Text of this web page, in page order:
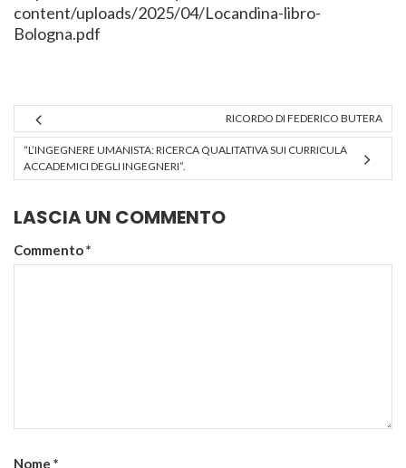
content/uploads/2025/04/Locandina-libro-
Bologna.pdf
RICORDO DI FEDERICO BUTERA
“L’INGEGNERE UMANISTA: RICERCA QUALITATIVA SUI CURRICULA
ACCADEMICI DEGLI INGEGNERI”.
LASCIA UN COMMENTO
Commento*
Nome *